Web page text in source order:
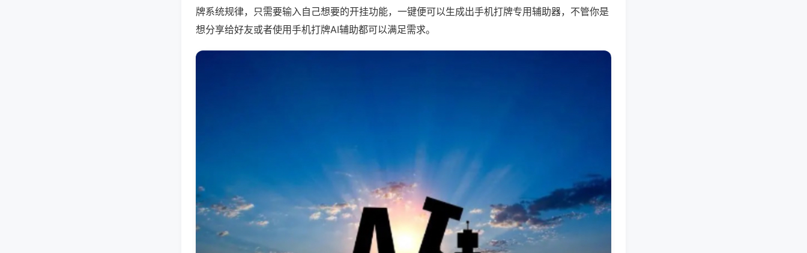
牌系统规律，只需要输入自己想要的开挂功能，一键便可以生成出手机打牌专用辅助器，不管你是
想分享给好友或者使用手机打牌AI辅助都可以满足需求。